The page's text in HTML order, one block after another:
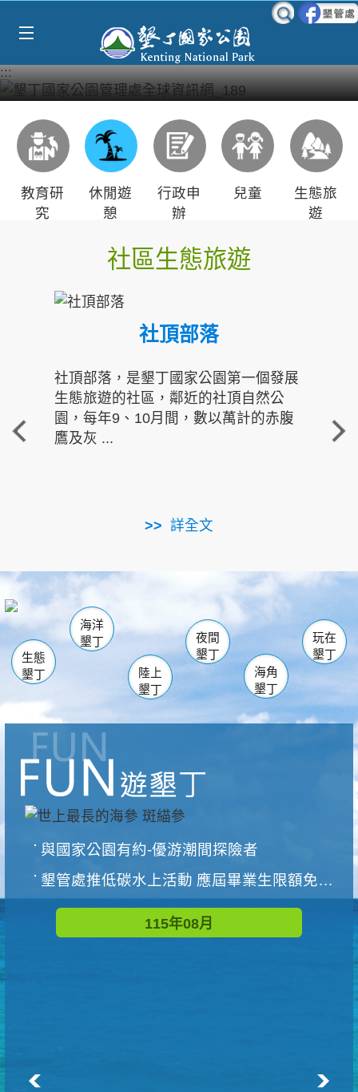
:::
教育研
究
休閒遊
憩
行政申
辦
兒童
生態旅
遊
社區生態旅遊
社頂部落
社頂部落，是墾丁國家公園第一個發展
生態旅遊的社區，鄰近的社頂自然公
園，每年9、10月間，數以萬計的赤腹
鷹及灰 ...
詳全文
重
走進
南仁湖
海生館
恆春 佳樂水
龍鑾潭自然中心 森林遊樂區
瓊麻館
關山 墾管處遊客中心
社頂公園 風吹沙
船帆石
白砂 龍磐公園
香蕉灣
砂島
鵝鑾鼻
生態
墾丁
海洋
墾丁
陸上
墾丁
夜間
墾丁
海角
墾丁
玩在
墾丁
與國家公園有約-優游潮間探險者
墾管處推低碳水上活動 應屆畢業生限額免費參加
115年08月